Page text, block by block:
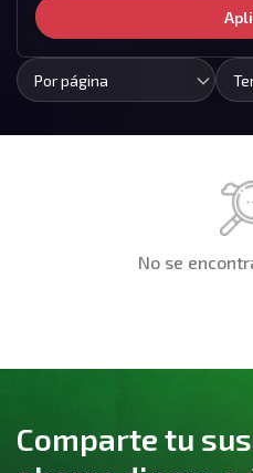
Por página
No se
Comparte tu